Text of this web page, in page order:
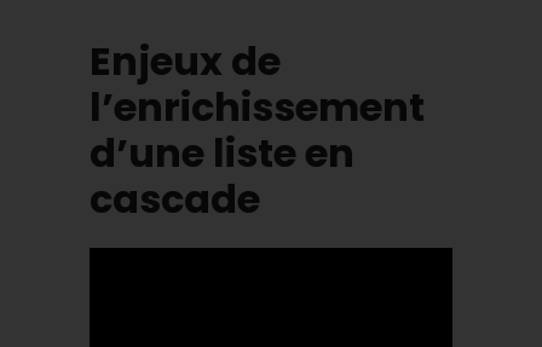
Enjeux de
l’enrichissement
d’une liste en
cascade